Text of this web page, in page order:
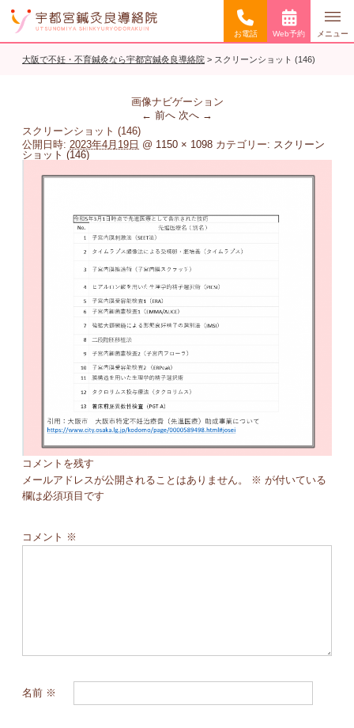
お電話 Web予約 メニュー
大阪で不妊・不育鍼灸なら宇都宮鍼灸良導絡院 > スクリーンショット (146)
画像ナビゲーション
← 前へ 次へ →
スクリーンショット (146)
公開日時: 2023年4月19日 @ 1150 × 1098 カテゴリー: スクリーン
ショット (146)
コメントを残す
メールアドレスが公開されることはありません。
※ が付いている
欄は必須項目です
コメント ※
名前 ※